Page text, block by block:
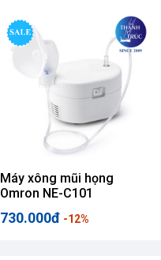
Máy xông mũi họng
Omron NE-C101
730.000đ -12%